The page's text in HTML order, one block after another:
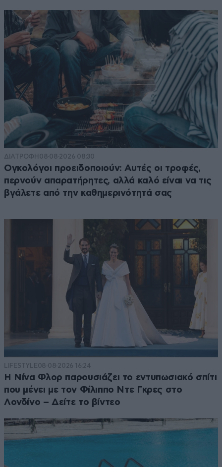
ΔΙΑΤΡΟΦΗ 08·08·2026 08:30
Ογκολόγοι προειδοποιούν: Αυτές οι τροφές,
περνούν απαρατήρητες, αλλά καλό είναι να τις
βγάλετε από την καθημερινότητά σας
LIFESTYLE08·08·2026 16:24
Η Νίνα Φλορ παρουσιάζει το εντυπωσιακό σπίτι
που μένει με τον Φίλιππο Ντε Γκρες στο
Λονδίνο – Δείτε το βίντεο